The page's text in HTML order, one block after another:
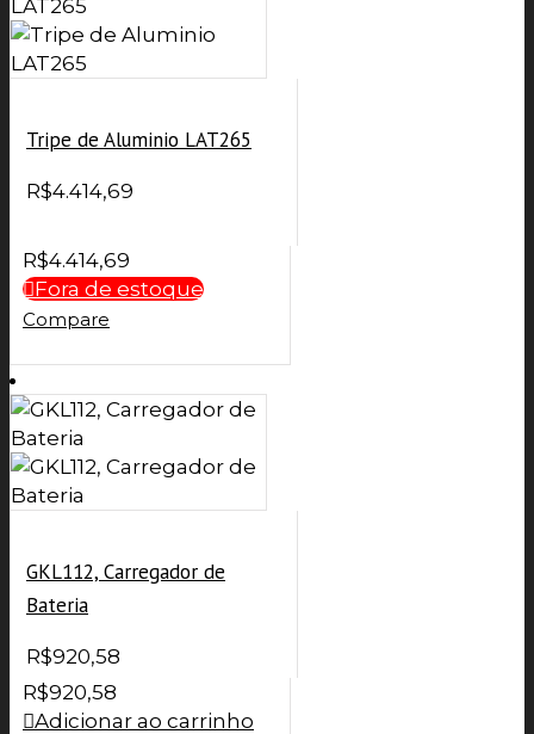
Tripe de Aluminio LAT265
R$4.414,69
R$4.414,69
Fora de estoque
Compare
GKL112, Carregador de
Bateria
R$920,58
R$920,58
Adicionar ao carrinho